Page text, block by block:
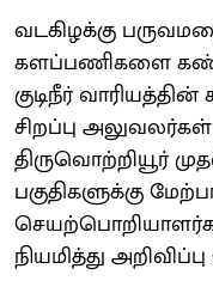
வடகிழக்கு
களப்பணிகளை
குடிநீர்
சிறப்பு
திருவொற்றியூர்
பகுதிகளுக்கு
நியமித்து